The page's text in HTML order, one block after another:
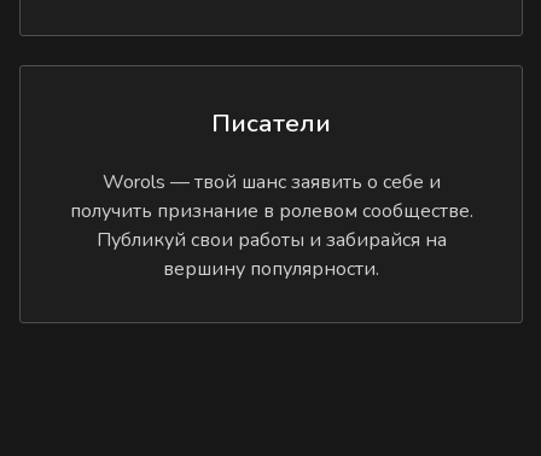
Писатели
Worols — твой шанс заявить о себе и
получить признание в ролевом сообществе.
Публикуй свои работы и забирайся на
вершину популярности.